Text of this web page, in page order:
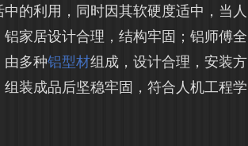
的利用，同时因其软硬度适中，当人
家居设计合理，结构牢固；铝师傅全
由多种铝型材组成，设计合理，安装方
装成品后坚稳牢固，符合人机工程学